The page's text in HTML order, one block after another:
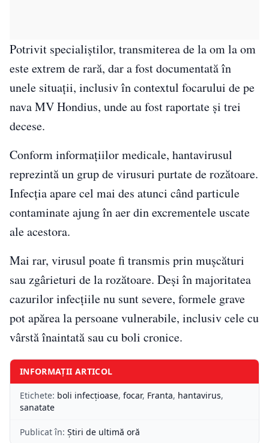
Potrivit specialiștilor, transmiterea de la om la om
este extrem de rară, dar a fost documentată în
unele situații, inclusiv în contextul focarului de pe
nava MV Hondius, unde au fost raportate și trei
decese.
Conform informațiilor medicale, hantavirusul
reprezintă un grup de virusuri purtate de rozătoare.
Infecția apare cel mai des atunci când particule
contaminate ajung în aer din excrementele uscate
ale acestora.
Mai rar, virusul poate fi transmis prin mușcături
sau zgârieturi de la rozătoare. Deși în majoritatea
cazurilor infecțiile nu sunt severe, formele grave
pot apărea la persoane vulnerabile, inclusiv cele cu
vârstă înaintată sau cu boli cronice.
INFORMAȚII ARTICOL
Etichete: boli infecţioase, focar, Franta, hantavirus,
sanatate
Publicat în: Știri de ultimă oră